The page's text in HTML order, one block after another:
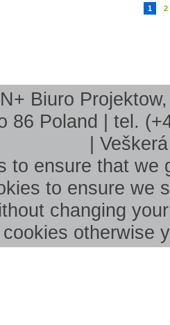
1 2
Biuro
86 Poland | tel.
|
to ensure that we
to ensure we
changing
otherwise